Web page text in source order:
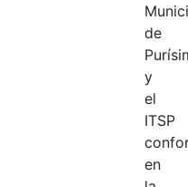
de
y
el
ITSP
en